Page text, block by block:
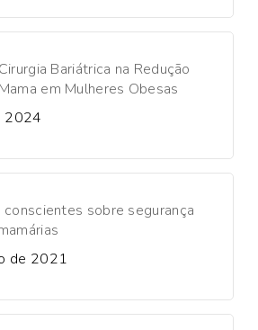
Bariátrica na Redução
em Mulheres Obesas
2024
conscientes sobre segurança
de 2021